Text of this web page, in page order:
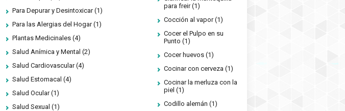
Para Depurar y Desintoxicar (1)
Para las Alergias del Hogar (1)
Plantas Medicinales (4)
Salud Anímica y Mental (2)
Salud Cardiovascular (4)
Salud Estomacal (4)
Salud Ocular (1)
Salud Sexual (1)
para freir (1)
Cocción al vapor (1)
Cocer el Pulpo en su
Punto (1)
Cocer huevos (1)
Cocinar con cerveza (1)
Cocinar la merluza con la
piel (1)
Codillo alemán (1)